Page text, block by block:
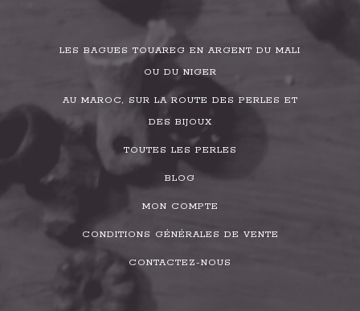
LES BAGUES TOUAREG EN ARGENT DU MALI
OU DU NIGER
AU MAROC, SUR LA ROUTE DES PERLES ET
DES BIJOUX
TOUTES LES PERLES
BLOG
MON COMPTE
CONDITIONS GÉNÉRALES DE VENTE
CONTACTEZ-NOUS